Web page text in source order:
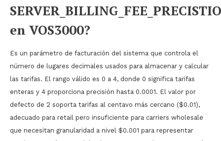
en VOS3000?
Es un parámetro de facturación del sistema que controla el
número de lugares decimales usados para almacenar y calcular
las tarifas. El rango válido es 0 a 4, donde 0 significa tarifas
enteras y 4 proporciona precisión hasta 0.0001. El valor por
defecto de 2 soporta tarifas al centavo más cercano ($0.01),
adecuado para retail pero insuficiente para carriers wholesale
que necesitan granularidad a nivel $0.001 para representar